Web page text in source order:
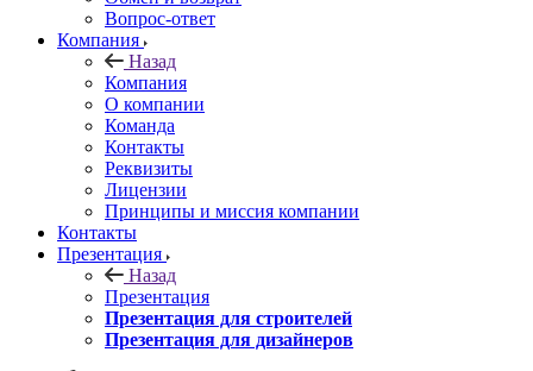
Вопрос-ответ
Компания
Назад
Компания
О компании
Команда
Контакты
Реквизиты
Лицензии
Принципы и миссия компании
Контакты
Презентация
Назад
Презентация
Презентация для строителей
Презентация для дизайнеров